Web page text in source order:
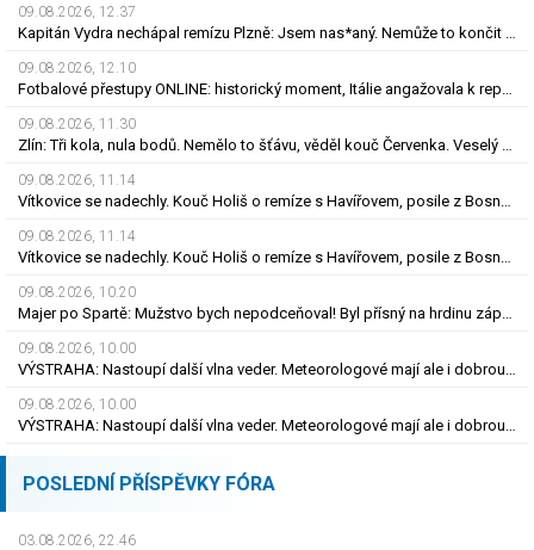
09.08.2026, 12.37
09.08.2026, 12.10
09.08.2026, 11.30
09.08.2026, 11.14
09.08.2026, 11.14
09.08.2026, 10.20
09.08.2026, 10.00
09.08.2026, 10.00
POSLEDNÍ PŘÍSPĚVKY FÓRA
03.08.2026, 22.46